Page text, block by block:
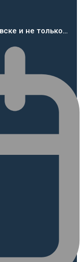
и не только…